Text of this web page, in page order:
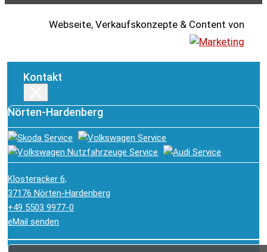
Webseite, Verkaufskonzepte & Content von
Kontakt
×
Nörten-Hardenberg
Klosteracker 6,
37176 Nörten-Hardenberg
+49 5503 9977-0
eMail senden